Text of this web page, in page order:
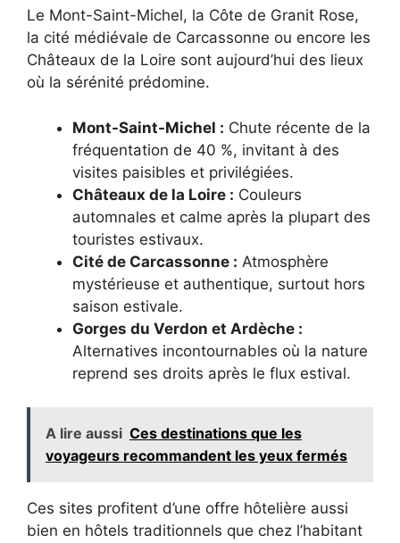
Le Mont-Saint-Michel, la Côte de Granit Rose,
la cité médiévale de Carcassonne ou encore les
Châteaux de la Loire sont aujourd’hui des lieux
où la sérénité prédomine.
Mont-Saint-Michel : Chute récente de la
fréquentation de 40 %, invitant à des
visites paisibles et privilégiées.
Châteaux de la Loire : Couleurs
automnales et calme après la plupart des
touristes estivaux.
Cité de Carcassonne : Atmosphère
mystérieuse et authentique, surtout hors
saison estivale.
Gorges du Verdon et Ardèche :
Alternatives incontournables où la nature
reprend ses droits après le flux estival.
A lire aussi Ces destinations que les
voyageurs recommandent les yeux fermés
Ces sites profitent d’une offre hôtelière aussi
bien en hôtels traditionnels que chez l’habitant